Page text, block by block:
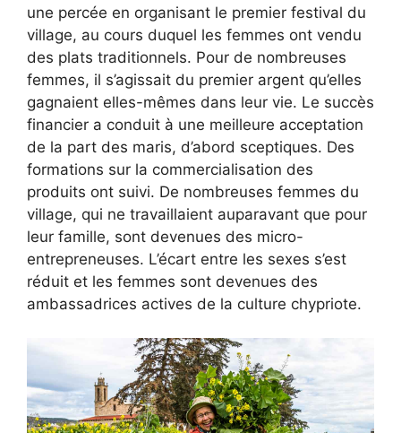
une percée en organisant le premier festival du
village, au cours duquel les femmes ont vendu
des plats traditionnels. Pour de nombreuses
femmes, il s’agissait du premier argent qu’elles
gagnaient elles-mêmes dans leur vie. Le succès
financier a conduit à une meilleure acceptation
de la part des maris, d’abord sceptiques. Des
formations sur la commercialisation des
produits ont suivi. De nombreuses femmes du
village, qui ne travaillaient auparavant que pour
leur famille, sont devenues des micro-
entrepreneuses. L’écart entre les sexes s’est
réduit et les femmes sont devenues des
ambassadrices actives de la culture chypriote.